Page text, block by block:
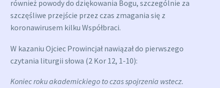
również powody do dziękowania Bogu, szczególnie za
szczęśliwe przejście przez czas zmagania się z
koronawirusem kilku Współbraci.
W kazaniu Ojciec Prowincjał nawiązał do pierwszego
czytania liturgii słowa (2 Kor 12, 1-10):
Koniec roku akademickiego to czas spojrzenia wstecz.